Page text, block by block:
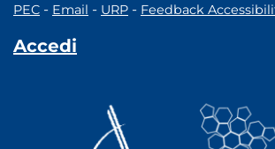
PEC - Email - URP - Feedback
Accedi